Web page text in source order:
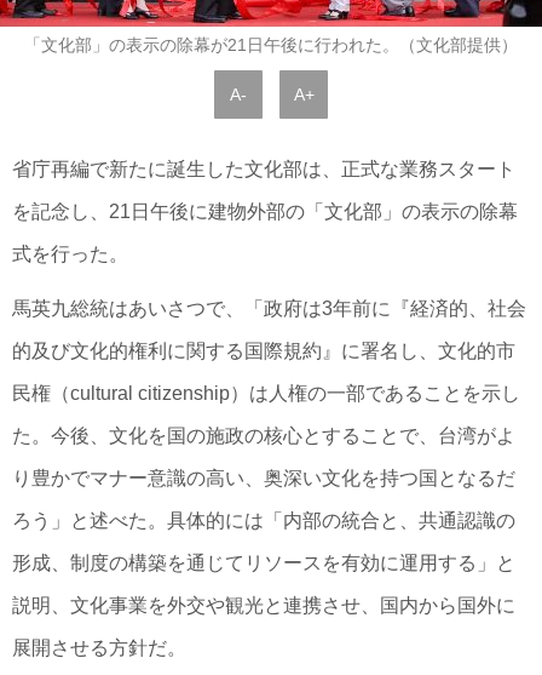
「文化部」の表示の除幕が21日午後に行われた。（文化部提供）
A- A+
省庁再編で新たに誕生した文化部は、正式な業務スタート
を記念し、21日午後に建物外部の「文化部」の表示の除幕
式を行った。
馬英九総統はあいさつで、「政府は3年前に『経済的、社会
的及び文化的権利に関する国際規約』に署名し、文化的市
民権（cultural citizenship）は人権の一部であることを示し
た。今後、文化を国の施政の核心とすることで、台湾がよ
り豊かでマナー意識の高い、奥深い文化を持つ国となるだ
ろう」と述べた。具体的には「内部の統合と、共通認識の
形成、制度の構築を通じてリソースを有効に運用する」と
説明、文化事業を外交や観光と連携させ、国内から国外に
展開させる方針だ。